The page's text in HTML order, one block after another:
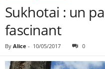
Sukhotai : un
fascinant
By Alice - 10/05/2017 0